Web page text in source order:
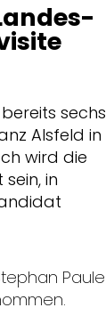
sechs
Alsfeld in
wird die
in
Paule